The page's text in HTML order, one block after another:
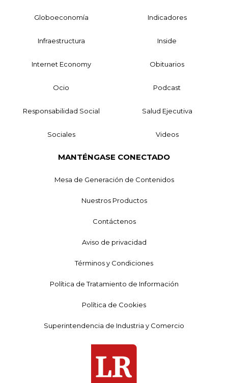
Globoeconomía Indicadores
Infraestructura Inside
Internet Economy Obituarios
Ocio Podcast
Responsabilidad Social Salud Ejecutiva
Sociales Videos
MANTÉNGASE CONECTADO
Mesa de Generación de Contenidos
Nuestros Productos
Contáctenos
Aviso de privacidad
Términos y Condiciones
Política de Tratamiento de Información
Política de Cookies
Superintendencia de Industria y Comercio